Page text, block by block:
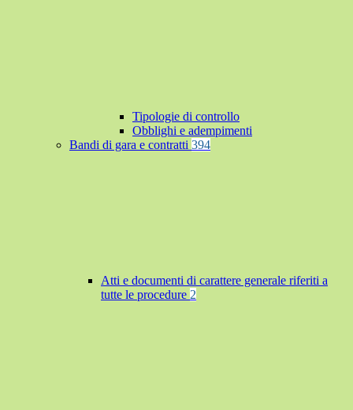
Tipologie di controllo
Obblighi e adempimenti
Bandi di gara e contratti 394
Atti e documenti di carattere generale riferiti a
tutte le procedure 2